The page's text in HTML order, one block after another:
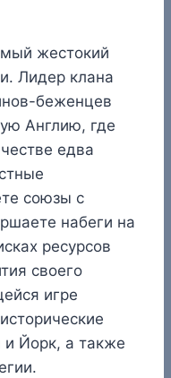
жестокий
Лидер клана
беженцев
Англию, где
едва
союзы с
набеги на
ресурсов
своего
игре
и Йорк, а также